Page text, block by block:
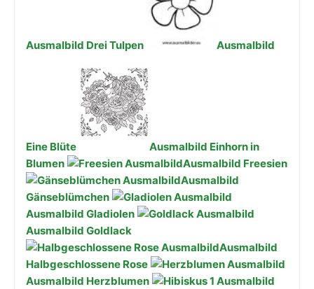
Ausmalbild Drei Tulpen Ausmalbild
Eine Blüte
Ausmalbild Einhorn in
Blumen
Ausmalbild Freesien
Ausmalbild
Gänseblümchen
Ausmalbild Gladiolen
Ausmalbild Goldlack
Ausmalbild
Halbgeschlossene Rose
Ausmalbild Herzblumen